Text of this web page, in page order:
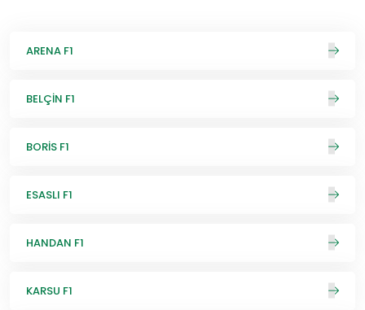
ARENA F1
BELÇİN F1
BORİS F1
ESASLI F1
HANDAN F1
KARSU F1